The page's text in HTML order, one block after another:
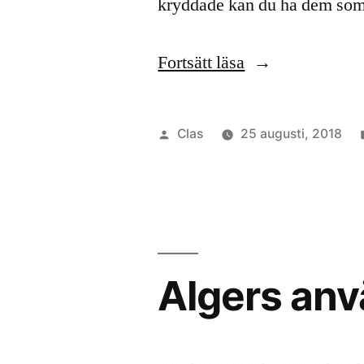
kryddade kan du ha dem
Fortsätt läsa”Kokta
Publicerat
Clas 25 augusti, 2018
Algers